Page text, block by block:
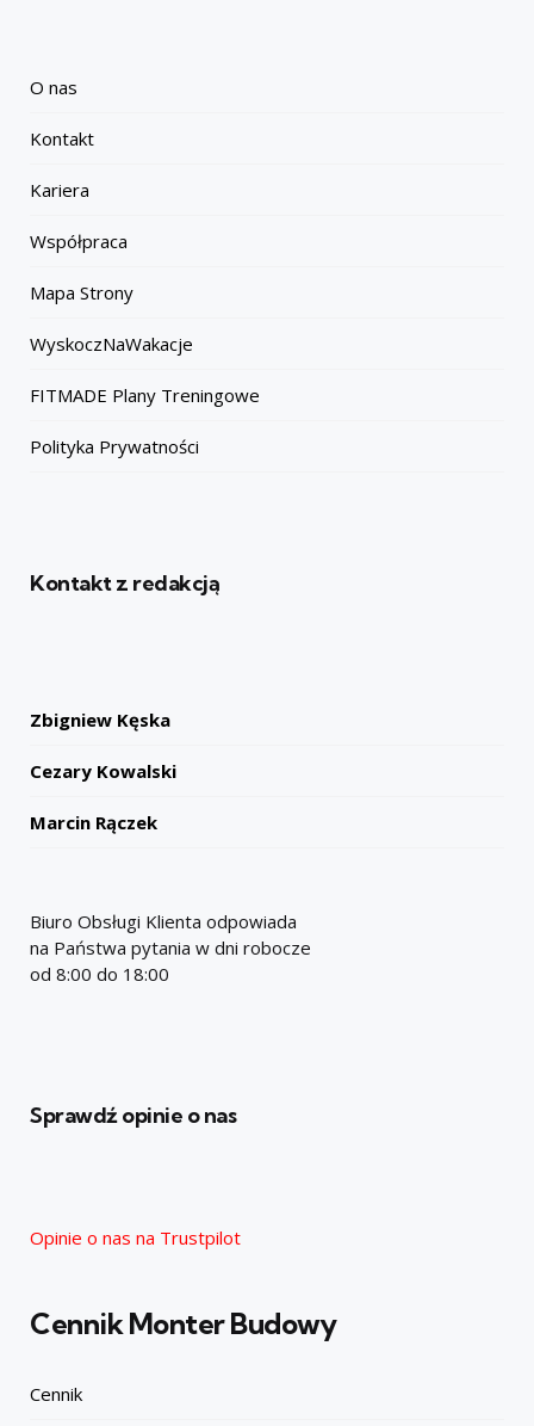
O nas
Kontakt
Kariera
Współpraca
Mapa Strony
WyskoczNaWakacje
FITMADE Plany Treningowe
Polityka Prywatności
Kontakt z redakcją
Zbigniew Kęska
Cezary Kowalski
Marcin Rączek
Biuro Obsługi Klienta odpowiada
na Państwa pytania w dni robocze
od 8:00 do 18:00
Sprawdź opinie o nas
Opinie o nas na Trustpilot
Cennik Monter Budowy
Cennik